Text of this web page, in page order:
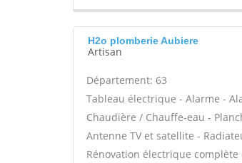
H2o plomberie Aubiere
Artisan
Département: 63
Tableau électrique - Alarme -
Chaudière / Chauffe-eau -
Antenne TV et satellite -
Rénovation électrique